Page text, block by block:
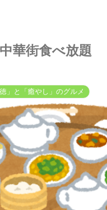
華街食べ放題
」と「癒やし」のグルメ